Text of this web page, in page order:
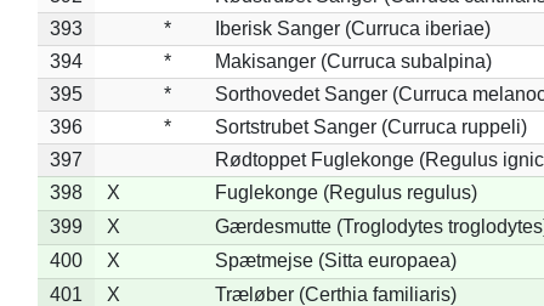
393
*
Iberisk Sanger (Curruca iberiae)
394
*
Makisanger (Curruca subalpina)
395
*
Sorthovedet Sanger (Curruca
396
*
Sortstrubet Sanger (Curruca ruppeli)
397
Rødtoppet Fuglekonge (Regulus
398
X
Fuglekonge (Regulus regulus)
399
X
Gærdesmutte (Troglodytes
400
X
Spætmejse (Sitta europaea)
401
X
Træløber (Certhia familiaris)